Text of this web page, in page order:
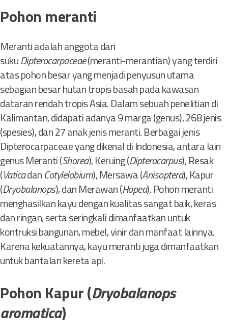
Pohon meranti
Meranti adalah anggota dari
sukuDipterocarpaceae(meranti-merantian) yang terdiri
atas pohon besar yang menjadi penyusun utama
sebagian besar hutan tropis basah pada kawasan
dataran rendah tropis Asia. Dalam sebuah penelitian di
Kalimantan, didapati adanya 9 marga (genus), 268 jenis
(spesies), dan 27 anak jenis meranti. Berbagai jenis
Dipterocarpaceae yang dikenal di Indonesia, antara lain
genus Meranti (Shorea), Keruing (Dipterocarpus), Resak
(VaticadanCotylelobium), Mersawa (Anisoptera), Kapur
(Dryobalanops), dan Merawan (Hopea). Pohon meranti
menghasilkan kayu dengan kualitas sangat baik, keras
dan ringan, serta seringkali dimanfaatkan untuk
kontruksi bangunan, mebel, vinir dan manfaat lainnya.
Karena kekuatannya, kayu meranti juga dimanfaatkan
untuk bantalan kereta api.
Pohon Kapur (Dryobalanops
aromatica)